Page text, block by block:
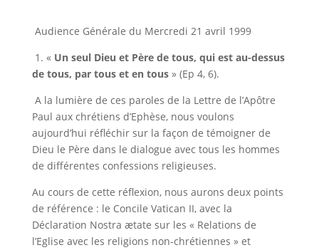
Audience Générale du Mercredi 21 avril 1999
1. « Un seul Dieu et Père de tous, qui est au-dessus
de tous, par tous et en tous » (Ep 4, 6).
A la lumière de ces paroles de la Lettre de l’Apôtre
Paul aux chrétiens d’Ephèse, nous voulons
aujourd’hui réfléchir sur la façon de témoigner de
Dieu le Père dans le dialogue avec tous les hommes
de différentes confessions religieuses.
Au cours de cette réflexion, nous aurons deux points
de référence : le Concile Vatican II, avec la
Déclaration Nostra ætate sur les « Relations de
l’Eglise avec les religions non-chrétiennes » et